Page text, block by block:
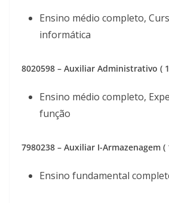
Ensino médio completo,
informática
8020598 – Auxiliar Administrativo (
Ensino médio completo,
função
7980238 – Auxiliar I-Armazenagem (
Ensino fundamental